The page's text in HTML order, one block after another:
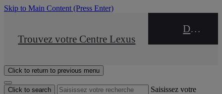
Skip to Main Content (Press Enter)
STOP DRIVE Takata
Trouvez votre Centre Lexus
DEALER NAME
Click to return to previous menu
Click to search
Saisissez votre